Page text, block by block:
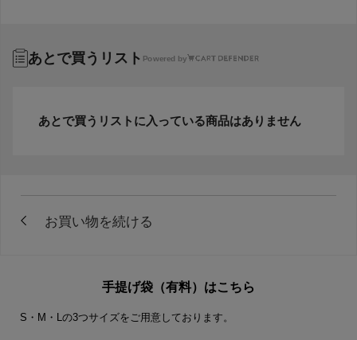
あとで買うリスト Powered by
あとで買うリストに入っている商品はありません
手提げ袋（有料）はこちら
S・M・Lの3つサイズをご用意しております。